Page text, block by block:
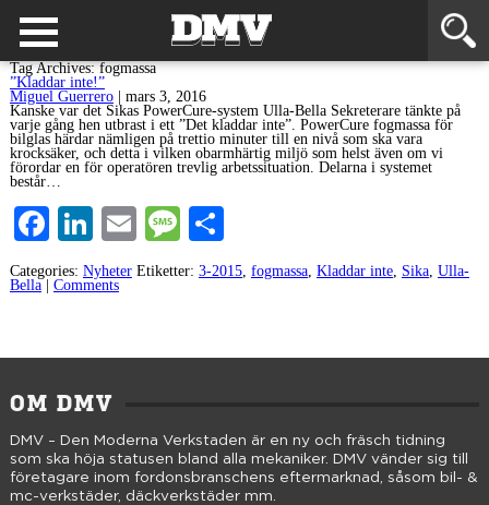
Tag Archives: fogmassa
”Kladdar inte!”
Miguel Guerrero
mars 3, 2016
Kanske var det Sikas PowerCure-system Ulla-Bella Sekreterare tänkte på
varje gång hen utbrast i ett ”Det kladdar inte”. PowerCure fogmassa för
bilglas härdar nämligen på trettio minuter till en nivå som ska vara
krocksäker, och detta i vilken obarmhärtig miljö som helst även om vi
förordar en för operatören trevlig arbetssituation. Delarna i systemet
består…
Facebook
LinkedIn
EmailMessage
Categories: Nyheter Etiketter: 3-2015, fogmassa, Kladdar inte, Sika, Ulla-
Bella
Comments
OM DMV
DMV – Den Moderna Verkstaden är en ny och fräsch tidning
som ska höja statusen bland alla mekaniker. DMV vänder sig till
företagare inom fordonsbranschens eftermarknad, såsom bil- &
mc-verkstäder, däckverkstäder mm.